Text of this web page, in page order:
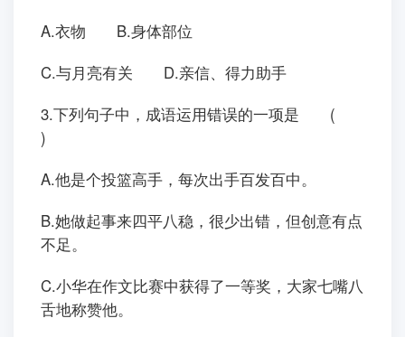
A.衣物 B.身体部位
C.与月亮有关 D.亲信、得力助手
3.下列句子中，成语运用错误的一项是 (
)
A.他是个投篮高手，每次出手百发百中。
B.她做起事来四平八稳，很少出错，但创意有点
不足。
C.小华在作文比赛中获得了一等奖，大家七嘴八
舌地称赞他。